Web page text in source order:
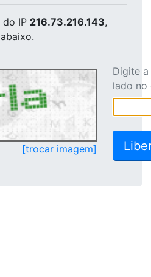
do IP 216.73.216.143,
[trocar imagem]
Digite
lado no